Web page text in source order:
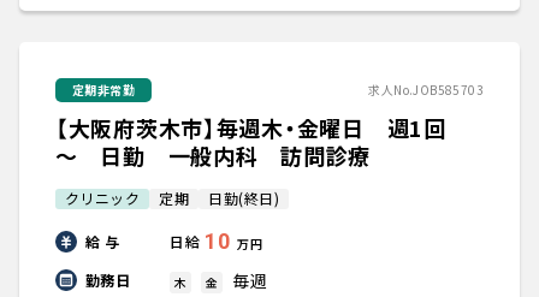
定期非常勤 求人No.JOB585703
【大阪府茨木市】毎週木・金曜日 週1回
～ 日勤 一般内科 訪問診療
クリニック 定期 日勤(終日)
給 与 日給 10 万円
勤務日 木 金 毎週